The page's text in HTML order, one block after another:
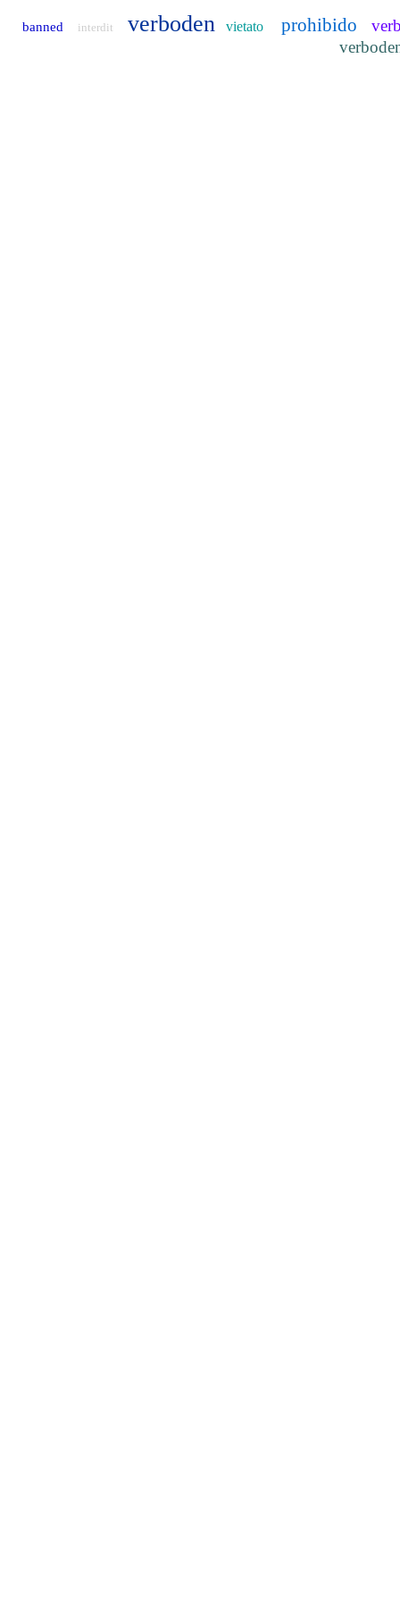
banned interdit verboden vietato prohibido